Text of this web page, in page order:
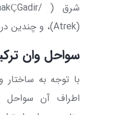
شرق ( Gadir/
Ç
(
Atrek)، و چندین
سواحل وان
با توجه به
اطراف آن سواحل